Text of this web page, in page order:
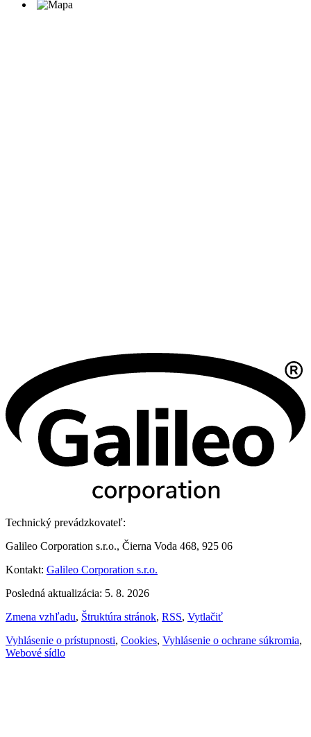
Technický prevádzkovateľ:
Galileo Corporation s.r.o., Čierna Voda 468, 925 06
Kontakt: Galileo Corporation s.r.o.
Posledná aktualizácia: 5. 8. 2026
Zmena vzhľadu, Štruktúra stránok, RSS, Vytlačiť
Vyhlásenie o prístupnosti, Cookies, Vyhlásenie o ochrane súkromia,
Webové sídlo